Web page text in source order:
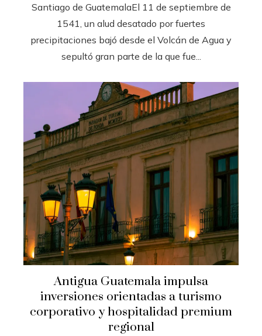
Santiago de GuatemalaEl 11 de septiembre de
1541, un alud desatado por fuertes
precipitaciones bajó desde el Volcán de Agua y
sepultó gran parte de la que fue...
Antigua Guatemala impulsa
inversiones orientadas a turismo
corporativo y hospitalidad premium
regional